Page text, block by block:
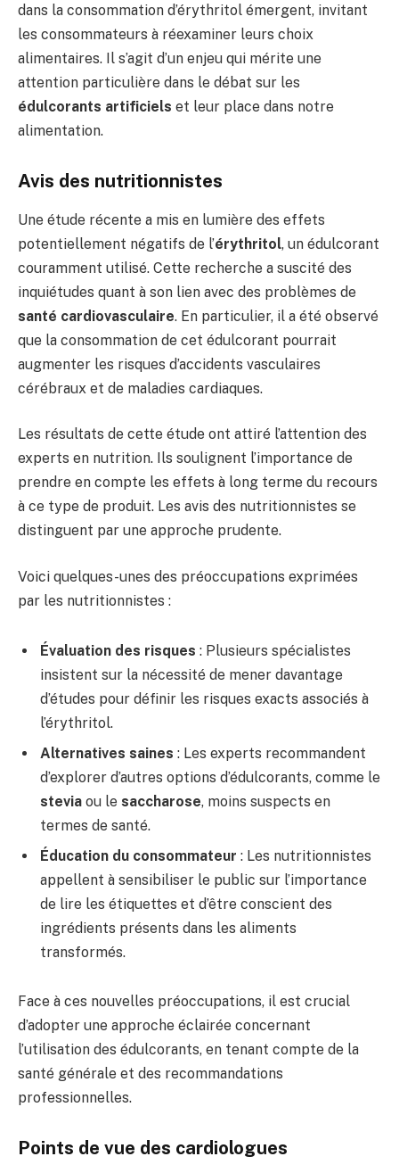
dans la consommation d’érythritol émergent, invitant
les consommateurs à réexaminer leurs choix
alimentaires. Il s’agit d’un enjeu qui mérite une
attention particulière dans le débat sur les
édulcorants artificiels et leur place dans notre
alimentation.
Avis des nutritionnistes
Une étude récente a mis en lumière des effets
potentiellement négatifs de l’érythritol, un édulcorant
couramment utilisé. Cette recherche a suscité des
inquiétudes quant à son lien avec des problèmes de
santé cardiovasculaire. En particulier, il a été observé
que la consommation de cet édulcorant pourrait
augmenter les risques d’accidents vasculaires
cérébraux et de maladies cardiaques.
Les résultats de cette étude ont attiré l’attention des
experts en nutrition. Ils soulignent l’importance de
prendre en compte les effets à long terme du recours
à ce type de produit. Les avis des nutritionnistes se
distinguent par une approche prudente.
Voici quelques-unes des préoccupations exprimées
par les nutritionnistes :
Évaluation des risques : Plusieurs spécialistes
insistent sur la nécessité de mener davantage
d’études pour définir les risques exacts associés à
l’érythritol.
Alternatives saines : Les experts recommandent
d’explorer d’autres options d’édulcorants, comme le
stevia ou le saccharose, moins suspects en
termes de santé.
Éducation du consommateur : Les nutritionnistes
appellent à sensibiliser le public sur l’importance
de lire les étiquettes et d’être conscient des
ingrédients présents dans les aliments
transformés.
Face à ces nouvelles préoccupations, il est crucial
d’adopter une approche éclairée concernant
l’utilisation des édulcorants, en tenant compte de la
santé générale et des recommandations
professionnelles.
Points de vue des cardiologues